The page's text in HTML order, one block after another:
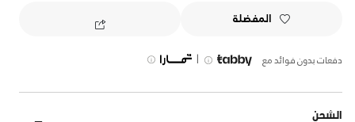
المفضلة
دفعات بدون فوائد مع |
الشحن